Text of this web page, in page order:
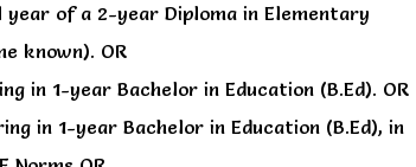
year of a 2-year Diploma in Elementary
known). OR
in 1-year Bachelor in Education (B.Ed). OR
in 1-year Bachelor in Education (B.Ed), in